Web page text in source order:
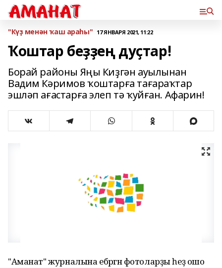
"Күҙ менән ҡаш араһы" 17 ЯНВАРЯ 2021, 11:22
Ҡоштар беҙҙең дуҫтар!
Борай районы Яңы Киҙгән ауылынан
Вадим Кәримов ҡоштарға тағараҡтар
эшләп ағастарға элеп тә ҡуйған. Афарин!
"Аманат" журналына ебәргән фотоларҙы һеҙ ошо